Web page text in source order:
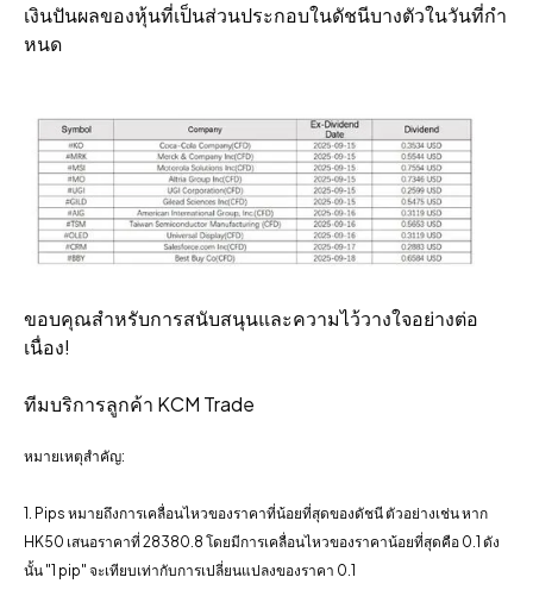
เงินปันผลของหุ้นที่เป็นส่วนประกอบในดัชนีบางตัวในวันที่กํา
หนด
ขอบคุณสําหรับการสนับสนุนและความไว้วางใจอย่างต่อ
เนื่อง!
ทีมบริการลูกค้า KCM Trade
หมายเหตุสําคัญ:
1. Pips หมายถึงการเคลื่อนไหวของราคาที่น้อยที่สุดของดัชนี ตัวอย่างเช่น หาก
HK50 เสนอราคาที่ 28380.8 โดยมีการเคลื่อนไหวของราคาน้อยที่สุดคือ 0.1 ดัง
นั้น "1 pip" จะเทียบเท่ากับการเปลี่ยนแปลงของราคา 0.1